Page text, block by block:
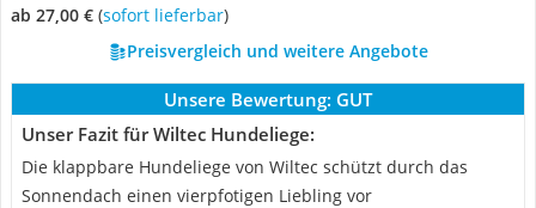
ab 27,00 € ( Sofort lieferbar)
Preisvergleich und weitere Angebote
Unsere Bewertung: GUT
Unser Fazit für Wiltec Hundeliege:
Die klappbare Hundeliege von Wiltec schützt durch das
Sonnendach einen vierpfotigen Liebling vor